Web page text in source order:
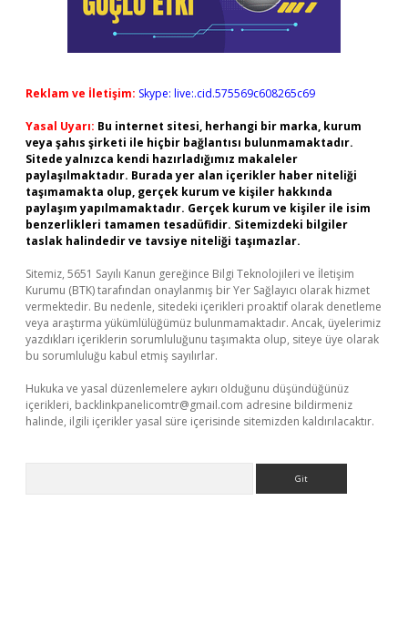
Reklam ve İletişim: Skype: live:.cid.575569c608265c69
Yasal Uyarı: Bu internet sitesi, herhangi bir marka, kurum
veya şahıs şirketi ile hiçbir bağlantısı bulunmamaktadır.
Sitede yalnızca kendi hazırladığımız makaleler
paylaşılmaktadır. Burada yer alan içerikler haber niteliği
taşımamakta olup, gerçek kurum ve kişiler hakkında
paylaşım yapılmamaktadır. Gerçek kurum ve kişiler ile isim
benzerlikleri tamamen tesadüfidir. Sitemizdeki bilgiler
taslak halindedir ve tavsiye niteliği taşımazlar.
Sitemiz, 5651 Sayılı Kanun gereğince Bilgi Teknolojileri ve İletişim
Kurumu (BTK) tarafından onaylanmış bir Yer Sağlayıcı olarak hizmet
vermektedir. Bu nedenle, sitedeki içerikleri proaktif olarak denetleme
veya araştırma yükümlülüğümüz bulunmamaktadır. Ancak, üyelerimiz
yazdıkları içeriklerin sorumluluğunu taşımakta olup, siteye üye olarak
bu sorumluluğu kabul etmiş sayılırlar.
Hukuka ve yasal düzenlemelere aykırı olduğunu düşündüğünüz
içerikleri, backlinkpanelicomtr@gmail.com adresine bildirmeniz
halinde, ilgili içerikler yasal süre içerisinde sitemizden kaldırılacaktır.